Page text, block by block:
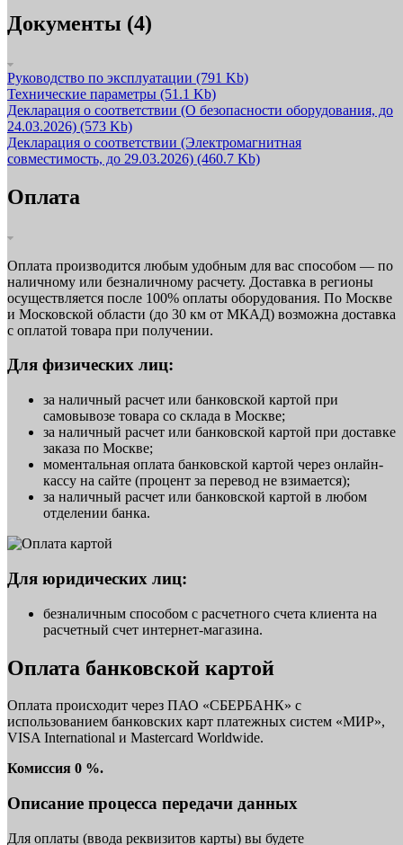
Документы (4)
Руководство по эксплуатации (791 Kb)
Технические параметры (51.1 Kb)
Декларация о соответствии (О безопасности оборудования, до
24.03.2026) (573 Kb)
Декларация о соответствии (Электромагнитная
совместимость, до 29.03.2026) (460.7 Kb)
Оплата
Оплата производится любым удобным для вас способом — по
наличному или безналичному расчету. Доставка в регионы
осуществляется после 100% оплаты оборудования. По Москве
и Московской области (до 30 км от МКАД) возможна доставка
с оплатой товара при получении.
Для физических лиц:
за наличный расчет или банковской картой при
самовывозе товара со склада в Москве;
за наличный расчет или банковской картой при доставке
заказа по Москве;
моментальная оплата банковской картой через онлайн-
кассу на сайте (процент за перевод не взимается);
за наличный расчет или банковской картой в любом
отделении банка.
Для юридических лиц:
безналичным способом с расчетного счета клиента на
расчетный счет интернет-магазина.
Оплата банковской картой
Оплата происходит через ПАО «СБЕРБАНК» с
использованием банковских карт платежных систем «МИР»,
VISA International и Mastercard Worldwide.
Комиссия 0 %.
Описание процесса передачи данных
Для оплаты (ввода реквизитов карты) вы будете